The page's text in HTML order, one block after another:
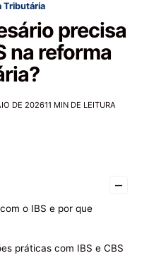
Tributária
precisa
na reforma
DE 202611 MIN DE LEITURA
–
o IBS e por que
práticas com IBS e CBS